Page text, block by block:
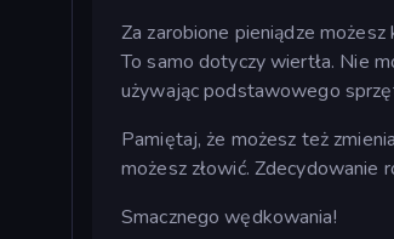
Za zarobione pieniądze
To samo dotyczy wiertła. Nie
używając podstawowego
Pamiętaj, że możesz też
możesz złowić. Zdecydowanie
Smacznego wędkowania!